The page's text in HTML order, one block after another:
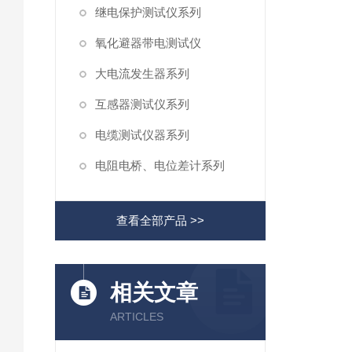
继电保护测试仪系列
氧化避器带电测试仪
大电流发生器系列
互感器测试仪系列
电缆测试仪器系列
电阻电桥、电位差计系列
查看全部产品 >>
相关文章
ARTICLES